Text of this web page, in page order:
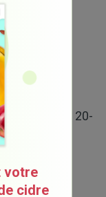
dehors au
ne
cette
la règle 20-
de
jour.
votre
cidre